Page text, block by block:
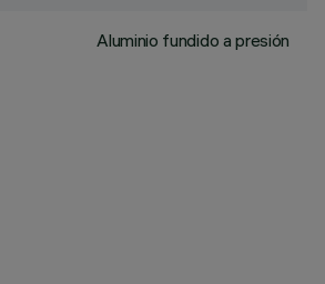
Aluminio fundido a presión